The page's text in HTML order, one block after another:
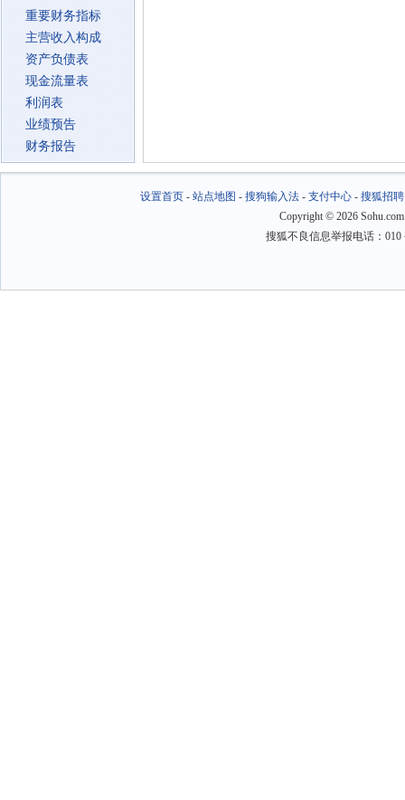
重要财务指标
主营收入构成
资产负债表
现金流量表
利润表
业绩预告
财务报告
设置首页- 站点地图 - 搜狗输入法- 支付中心- 搜狐招聘
Copyright © 2026
搜狐不良信息举报电话：010